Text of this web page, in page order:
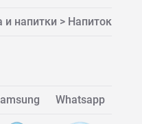
напитки > Напиток
Whatsapp